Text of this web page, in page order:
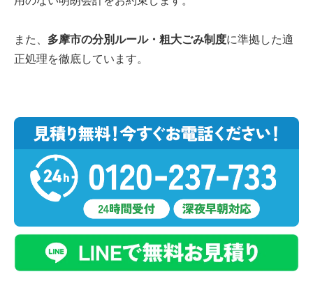
また、 多摩市の分別ルール・粗大ごみ制度に準拠した適
正処理を徹底しています。